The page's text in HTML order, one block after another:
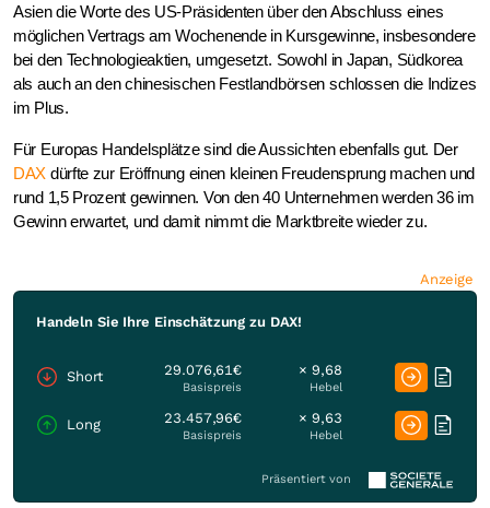
Asien die Worte des US-Präsidenten über den Abschluss eines
möglichen Vertrags am Wochenende in Kursgewinne, insbesondere
bei den Technologieaktien, umgesetzt. Sowohl in Japan, Südkorea
als auch an den chinesischen Festlandbörsen schlossen die Indizes
im Plus.
Für Europas Handelsplätze sind die Aussichten ebenfalls gut. Der
DAX dürfte zur Eröffnung einen kleinen Freudensprung machen und
rund 1,5 Prozent gewinnen. Von den 40 Unternehmen werden 36 im
Gewinn erwartet, und damit nimmt die Marktbreite wieder zu.
Anzeige
Handeln Sie Ihre Einschätzung zu DAX!
Short 29.076,61€
Basispreis
× 9,68
Hebel
Long 23.457,96€
Basispreis
× 9,63
Hebel
Präsentiert von